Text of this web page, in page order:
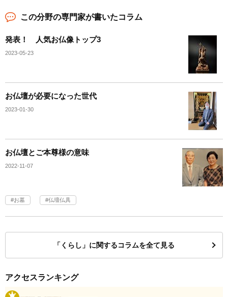
この分野の専門家が書いたコラム
発表！ 人気お仏像トップ3
2023-05-23
お仏壇が必要になった世代
2023-01-30
お仏壇とご本尊様の意味
2022-11-07
お墓 仏壇仏具
「くらし」に関するコラムを全て見る
アクセスランキング